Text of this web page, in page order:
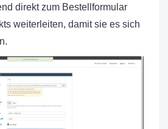
direkt zum Bestellformular
weiterleiten, damit sie es sich